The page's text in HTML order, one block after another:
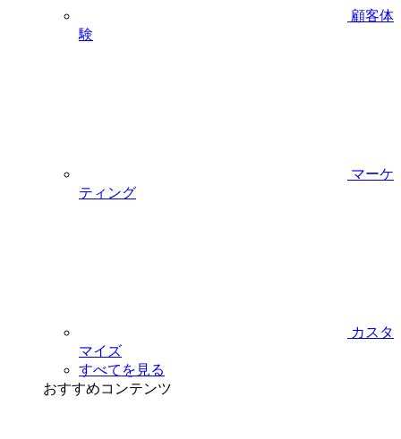
顧客体
験
マーケ
ティング
カスタ
マイズ
すべてを見る
おすすめコンテンツ